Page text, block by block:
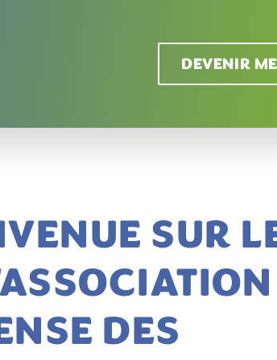
DEVENIR
SUR
DES